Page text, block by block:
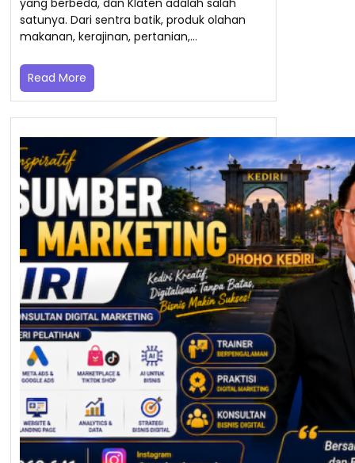
satunya. Dari sentra batik, produk olahan
makanan, kerajinan, pertanian,…
Read More